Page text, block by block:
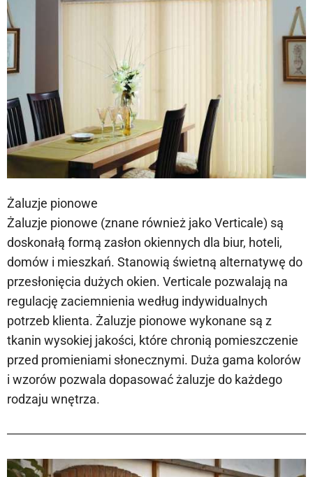
Żaluzje pionowe
Żaluzje pionowe (znane również jako Verticale) są
doskonałą formą zasłon okiennych dla biur, hoteli,
domów i mieszkań. Stanowią świetną alternatywę do
przesłonięcia dużych okien. Verticale pozwalają na
regulację zaciemnienia według indywidualnych
potrzeb klienta. Żaluzje pionowe wykonane są z
tkanin wysokiej jakości, które chronią pomieszczenie
przed promieniami słonecznymi. Duża gama kolorów
i wzorów pozwala dopasować żaluzje do każdego
rodzaju wnętrza.